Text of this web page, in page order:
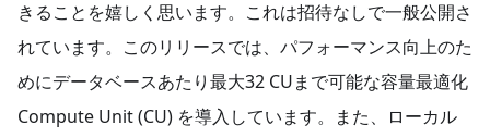
きることを嬉しく思います。これは招待なしで一般公開さ
れています。このリリースでは、パフォーマンス向上のた
めにデータベースあたり最大32 CUまで可能な容量最適化
Compute Unit (CU) を導入しています。また、ローカル